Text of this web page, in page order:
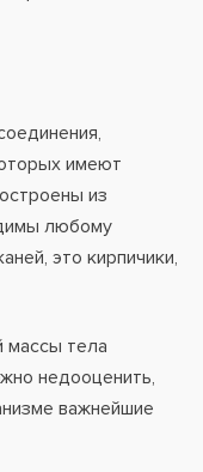
имеют
из
любому
это кирпичики,
массы тела
недооценить,
важнейшие